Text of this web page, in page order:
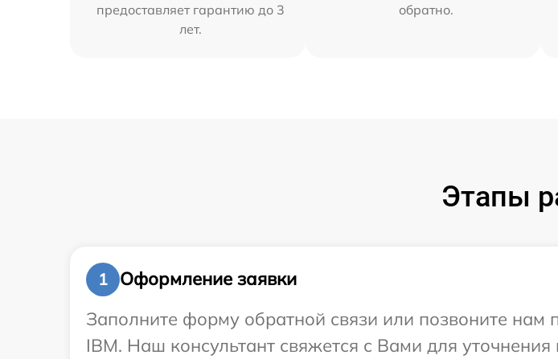
предоставляет гарантию до 3
лет.
обратно.
Этапы
1
Оформление заявки
Заполните форму обратной связи или позвоните нам
IBM. Наш консультант свяжется с Вами для